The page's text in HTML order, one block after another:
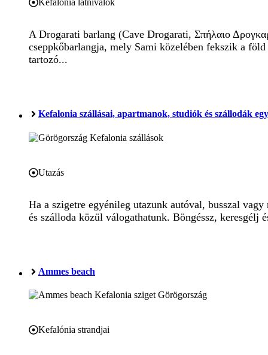
Kefalonia látnivalók
A Drogarati barlang (Cave Drogarati, Σπήλαιο
cseppkőbarlangja, mely Sami közelében fekszik a
tartozó...
Kefalonia szállásai, apartmanok, studiók és szállodák
Utazás
Ha a szigetre egyénileg utazunk autóval, busszal
és szálloda közül válogathatunk. Böngéssz, keresgélj
Ammes beach
Kefalónia strandjai